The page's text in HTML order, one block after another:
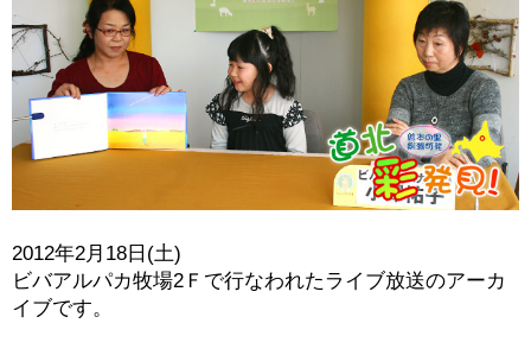
2012年2月18日(土)
ビバアルパカ牧場2Ｆで行なわれたライブ放送のアーカ
イブです。